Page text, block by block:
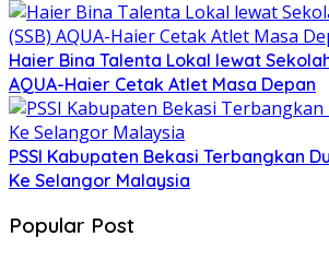
Haier Bina Talenta Lokal lewat
AQUA-Haier Cetak Atlet Masa Depan
PSSI Kabupaten Bekasi Terbangkan
Ke Selangor Malaysia
Popular Post